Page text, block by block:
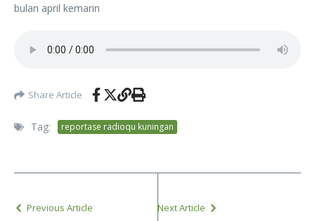
bulan april kemarin
Share Article
Tag: reportase radioqu kuningan
Previous Article Next Article